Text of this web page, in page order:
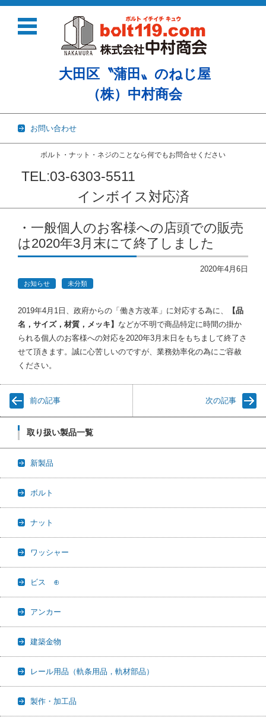
大田区〝蒲田〟のねじ屋
（株）中村商会
お問い合わせ
ボルト・ナット・ネジのことなら何でもお問合せください
TEL:03-6303-5511
インボイス対応済
コンテンツに移動
・一般個人のお客様への店頭での販売
は2020年3月末にて終了しました
2020年4月6日
お知らせ 未分類
2019年4月1日、政府からの「働き方改革」に対応する為に、
【品
名，サイズ，材質，メッキ】 などが不明で商品特定に時間の掛か
られる個人のお客様への対応を2020年3月末日をもちまして終了さ
せて頂きます。誠に心苦しいのですが、業務効率化の為にご容赦
ください。
前の記事 次の記事
取り扱い製品一覧
新製品
ボルト
ナット
ワッシャー
ビス ⊕
アンカー
建築金物
レール用品（軌条用品，軌材部品）
製作・加工品